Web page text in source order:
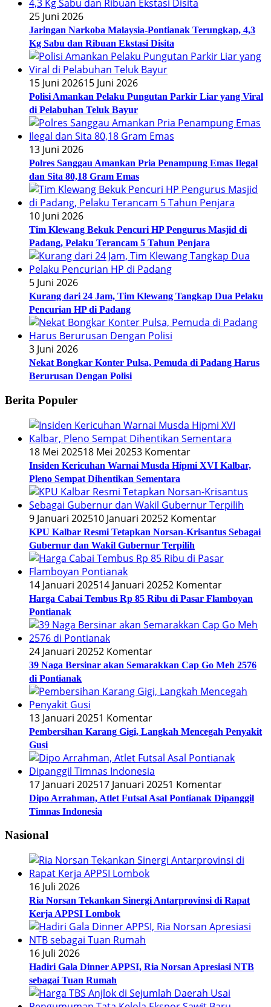
25 Juni 2026
Jaringan Narkoba Malaysia-Pontianak Terungkap, 4,3
Kg Sabu dan Ribuan Ekstasi Disita
15 Juni 202615 Juni 2026
Polisi Amankan Pelaku Pungutan Parkir Liar yang Viral
di Pelabuhan Teluk Bayur
13 Juni 2026
Polres Sanggau Amankan Pria Penampung Emas Ilegal
dan Sita 80,18 Gram Emas
10 Juni 2026
Tim Klewang Bekuk Pencuri HP Pengurus Masjid di
Padang, Pelaku Terancam 5 Tahun Penjara
5 Juni 2026
Kurang dari 24 Jam, Tim Klewang Tangkap Dua Pelaku
Pencurian HP di Padang
3 Juni 2026
Nekat Bongkar Konter Pulsa, Pemuda di Padang Harus
Berurusan Dengan Polisi
Berita Populer
18 Mei 202518 Mei 20253 Komentar
Insiden Kericuhan Warnai Musda Hipmi XVI Kalbar,
Pleno Sempat Dihentikan Sementara
9 Januari 202510 Januari 20252 Komentar
KPU Kalbar Resmi Tetapkan Norsan-Krisantus Sebagai
Gubernur dan Wakil Gubernur Terpilih
14 Januari 202514 Januari 20252 Komentar
Harga Cabai Tembus Rp 85 Ribu di Pasar Flamboyan
Pontianak
24 Januari 20252 Komentar
39 Naga Bersinar akan Semarakkan Cap Go Meh 2576
di Pontianak
13 Januari 20251 Komentar
Pembersihan Karang Gigi, Langkah Mencegah Penyakit
Gusi
17 Januari 202517 Januari 20251 Komentar
Dipo Arrahman, Atlet Futsal Asal Pontianak Dipanggil
Timnas Indonesia
Nasional
16 Juli 2026
Ria Norsan Tekankan Sinergi Antarprovinsi di Rapat
Kerja APPSI Lombok
16 Juli 2026
Hadiri Gala Dinner APPSI, Ria Norsan Apresiasi NTB
sebagai Tuan Rumah